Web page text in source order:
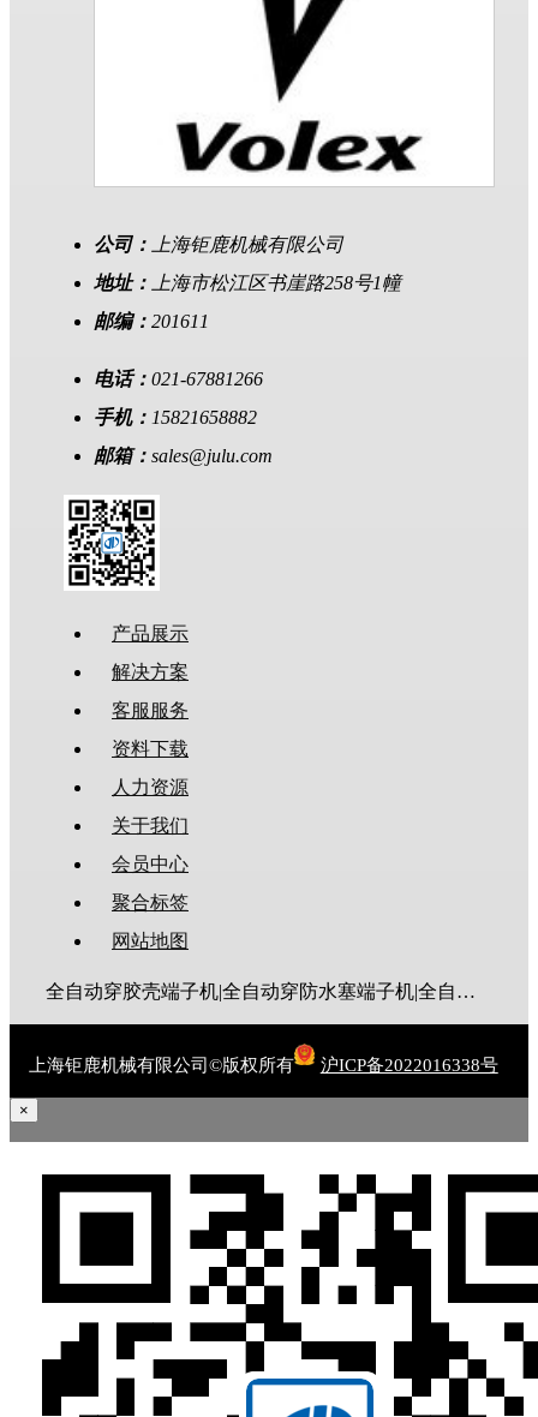
公司：
上海钜鹿机械有限公司
地址：
上海市松江区书崖路258号1幢
邮编： 201611
电话： 021-67881266
手机： 15821658882
邮箱： sales@julu.com
产品展示
解决方案
客服服务
资料下载
人力资源
关于我们
会员中心
聚合标签
网站地图
全自动穿胶壳端子机|全自动穿防水塞端子机|全自动穿热缩管端子机|全自动穿护套端子机|全自动穿号码管端子机|全自动端子机|全自动穿防水栓端子机|端子压着机|端子压接机|静音端子机|多芯线端子机|护套线端子机|全自动排线端子机|新能源大平方压接机|电脑剥线机|自动剥线机|裁线机|剥线机
上海钜鹿机械有限公司©版权所有 沪ICP备2022016338号
×